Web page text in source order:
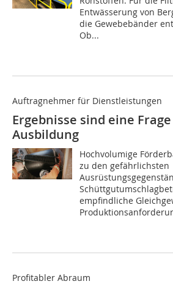
Entwässerung von
die Gewebebänder
Ob...
Auftragnehmer für Dienstleistungen
Ergebnisse sind eine
Ausbildung
Hochvolumige
zu den gefährlichsten
empfindliche
Profitabler Abraum